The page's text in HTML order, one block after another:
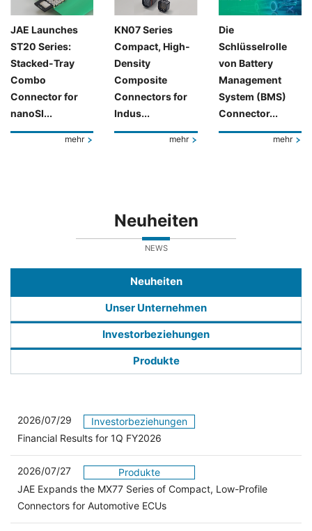
JAE Launches
ST20 Series:
Stacked-Tray
Combo
Connector for
nanoSI...
mehr
KN07 Series
Compact, High-
Density
Composite
Connectors for
Indus...
mehr
Die
Schlüsselrolle
von Battery
Management
System (BMS)
Connector...
mehr
Neuheiten
NEWS
Neuheiten
Unser Unternehmen
Investorbeziehungen
Produkte
2026/07/29
Investorbeziehungen
Financial Results for 1Q FY2026
2026/07/27
Produkte
JAE Expands the MX77 Series of Compact, Low-Profile
Connectors for Automotive ECUs